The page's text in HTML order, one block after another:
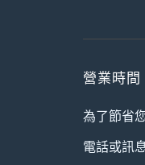
營業時間
為了節省
電話或訊